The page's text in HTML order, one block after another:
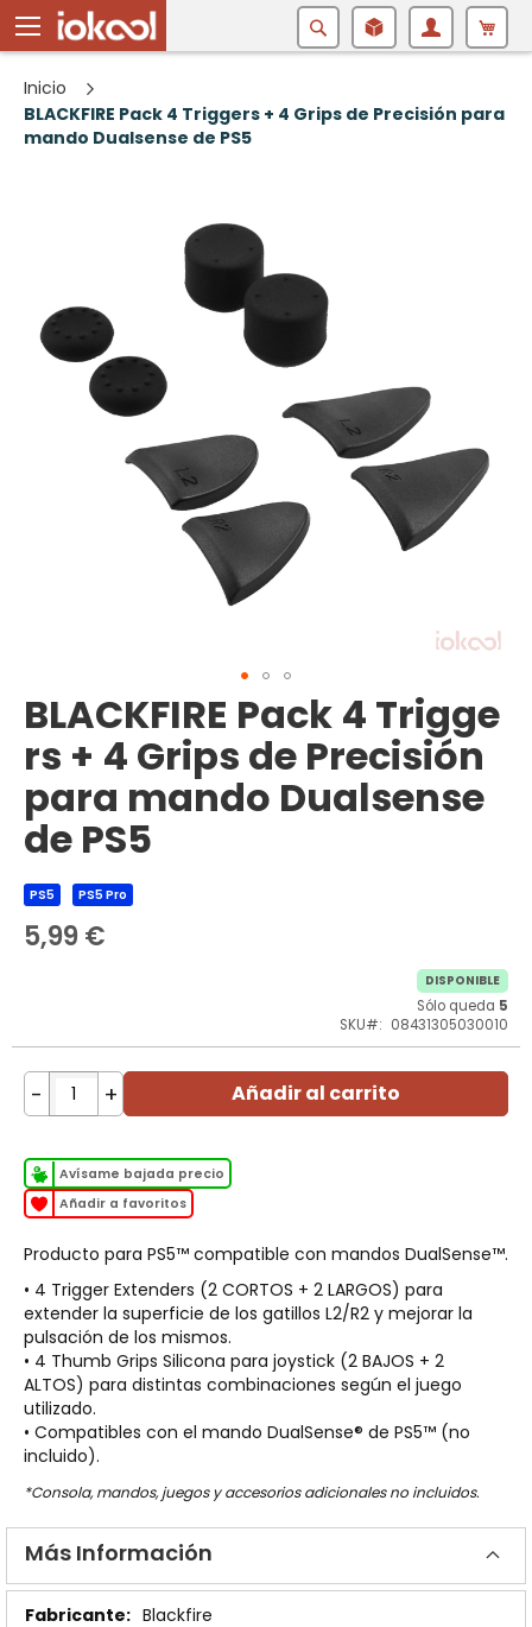
Buscar
Inicio
BLACKFIRE Pack 4 Triggers + 4 Grips de Precisión para
mando Dualsense de PS5
galería
de
imágenes
Saltar
al
comienzo
de
la
galería
de
BLACKFIRE Pack 4 Trigge
rs + 4 Grips de Precisión
para mando Dualsense
de PS5
PS5 PS5 Pro
5,99 €
DISPONIBLE
Sólo queda 5
SKU
08431305030010
- + Añadir al carrito
Avísame bajada precio
Añadir a favoritos
Producto para PS5™ compatible con mandos DualSense™.
• 4 Trigger Extenders (2 CORTOS + 2 LARGOS) para
extender la superficie de los gatillos L2/R2 y mejorar la
pulsación de los mismos.
• 4 Thumb Grips Silicona para joystick (2 BAJOS + 2
ALTOS) para distintas combinaciones según el juego
utilizado.
• Compatibles con el mando DualSense® de PS5™ (no
incluido).
*Consola, mandos, juegos y accesorios adicionales no incluidos.
Más Información
Más
Blackfire